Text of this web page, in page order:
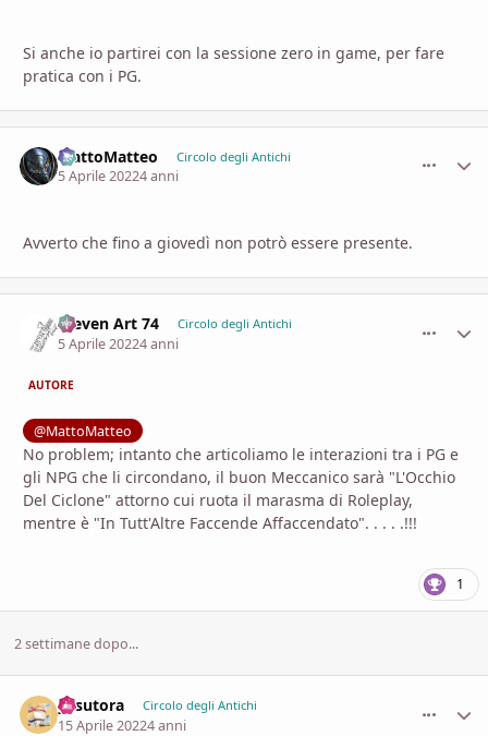
Si anche io partirei con la sessione zero in game, per fare
pratica con i PG.
MattoMatteo Circolo degli Antichi
5 Aprile 20224 anni
Avverto che fino a giovedì non potrò essere presente.
Steven Art 74 Circolo degli Antichi
5 Aprile 20224 anni
AUTORE
@MattoMatteo
No problem; intanto che articoliamo le interazioni tra i PG e
gli NPG che li circondano, il buon Meccanico sarà "L'Occhio
Del Ciclone" attorno cui ruota il marasma di Roleplay,
mentre è "In Tutt'Altre Faccende Affaccendato". . . . .!!!
1
2 settimane dopo...
yasutora Circolo degli Antichi
15 Aprile 20224 anni